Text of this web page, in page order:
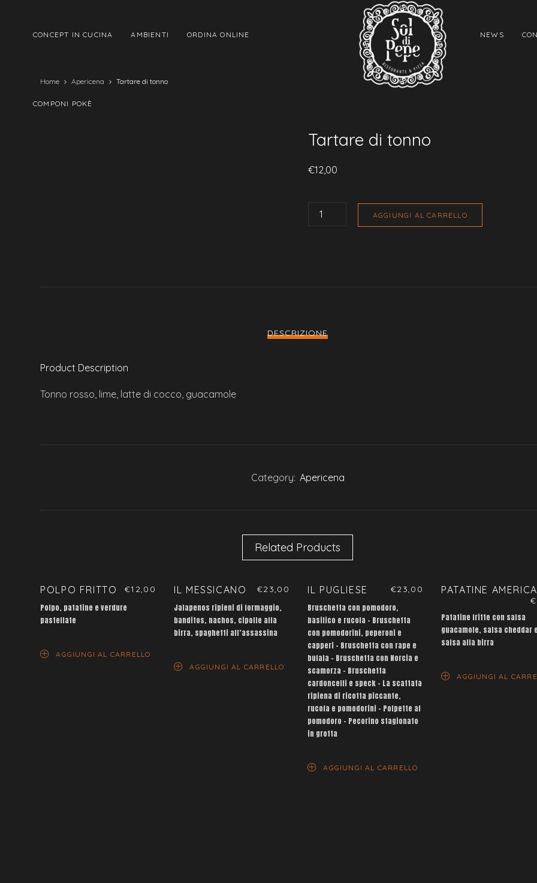
CONCEPT IN CUCINA AMBIENTI ORDINA ONLINE
COMPONI POKÈ
NEWS
Home Apericena Tartare di tonno
Tartare di tonno
€12,00
TONNO AGGIUNGI AL CARRELLO
DESCRIZIONE
Product Description
Tonno rosso, lime, latte di cocco, guacamole
Category: Apericena
Related Products
POLPO FRITTO €12,00
Polpo, patatine e verdure
pastellate
AGGIUNGI AL CARRELLO
IL MESSICANO €23,00
Jalapenos ripieni di formaggio,
banditos, nachos, cipolle alla
birra, spaghetti all’assassina
AGGIUNGI AL CARRELLO
IL PUGLIESE €23,00
Bruschetta con pomodoro,
basilico e rucola – Bruschetta
con pomodorini, peperoni e
capperi – Bruschetta con rape e
bufala – Bruschetta con Norcia e
scamorza – Bruschetta
cardoncelli e speck – La scattata
ripiena di ricotta piccante,
rucola e pomodorini – Polpette al
pomodoro – Pecorino stagionato
in grotta
AGGIUNGI AL CARRELLO
PATATINE
€
Patatine fritte con salsa
guacamole, salsa cheddar
salsa alla birra
AGGIUNGI AL